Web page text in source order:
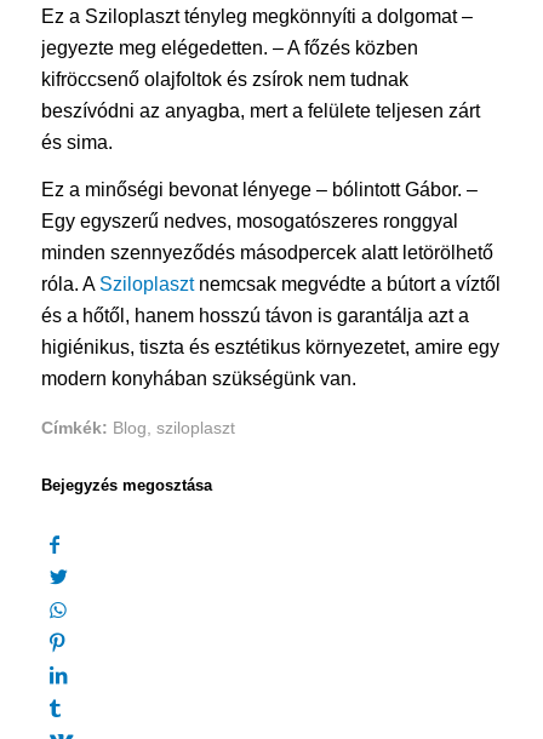
Ez a Sziloplaszt tényleg megkönnyíti a dolgomat –
jegyezte meg elégedetten. – A főzés közben
kifröccsenő olajfoltok és zsírok nem tudnak
beszívódni az anyagba, mert a felülete teljesen zárt
és sima.
Ez a minőségi bevonat lényege – bólintott Gábor. –
Egy egyszerű nedves, mosogatószeres ronggyal
minden szennyeződés másodpercek alatt letörölhető
róla. A Sziloplasztnemcsak megvédte a bútort a víztől
és a hőtől, hanem hosszú távon is garantálja azt a
higiénikus, tiszta és esztétikus környezetet, amire egy
modern konyhában szükségünk van.
Címkék: Blog sziloplaszt
Bejegyzés megosztása